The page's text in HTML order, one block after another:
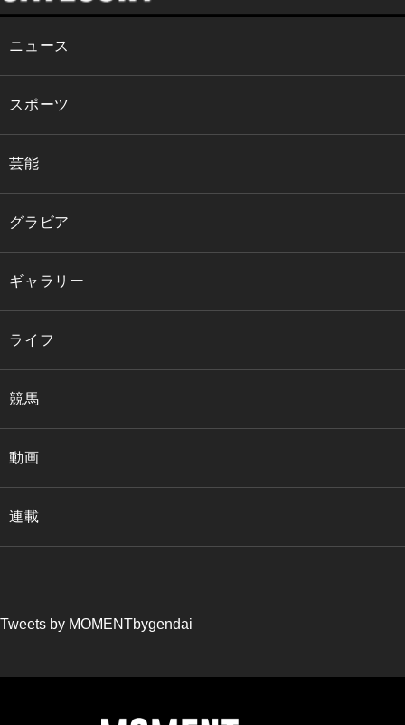
ニュース
スポーツ
芸能
グラビア
ギャラリー
ライフ
競馬
動画
連載
Tweets by MOMENTbygendai